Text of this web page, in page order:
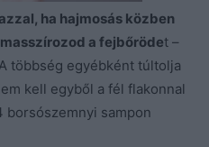
ha hajmosás közben
a fejbőrödet –
többség egyébként túltolja
kell egyből a fél flakonnal
borsószemnyi sampon